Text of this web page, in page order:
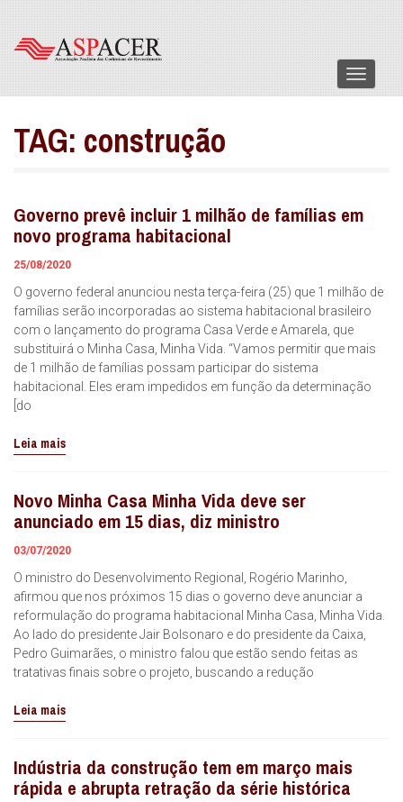
Menu
TAG: construção
Governo prevê incluir 1 milhão de famílias em
novo programa habitacional
25/08/2020
O governo federal anunciou nesta terça-feira (25) que 1 milhão de
famílias serão incorporadas ao sistema habitacional brasileiro
com o lançamento do programa Casa Verde e Amarela, que
substituirá o Minha Casa, Minha Vida. “Vamos permitir que mais
de 1 milhão de famílias possam participar do sistema
habitacional. Eles eram impedidos em função da determinação
[do
Leia mais
Novo Minha Casa Minha Vida deve ser
anunciado em 15 dias, diz ministro
03/07/2020
O ministro do Desenvolvimento Regional, Rogério Marinho,
afirmou que nos próximos 15 dias o governo deve anunciar a
reformulação do programa habitacional Minha Casa, Minha Vida.
Ao lado do presidente Jair Bolsonaro e do presidente da Caixa,
Pedro Guimarães, o ministro falou que estão sendo feitas as
tratativas finais sobre o projeto, buscando a redução
Leia mais
Indústria da construção tem em março mais
rápida e abrupta retração da série histórica